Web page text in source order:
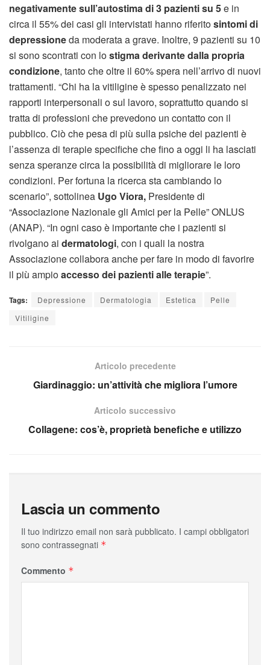
negativamente sull’autostima di 3 pazienti su 5e in
circa il 55% dei casi gli intervistati hanno riferitosintomi di
depressioneda moderata a grave. Inoltre, 9 pazienti su 10
si sono scontrati con lostigma derivante dalla propria
condizione, tanto che oltre il 60% spera nell’arrivo di nuovi
trattamenti. “Chi ha la vitiligine è spesso penalizzato nei
rapporti interpersonali o sul lavoro, soprattutto quando si
tratta di professioni che prevedono un contatto con il
pubblico. Ciò che pesa di più sulla psiche dei pazienti è
l’assenza di terapie specifiche che fino a oggi li ha lasciati
senza speranze circa la possibilità di migliorare le loro
condizioni. Per fortuna la ricerca sta cambiando lo
scenario”, sottolinea Ugo Viora, Presidente di
“Associazione Nazionale gli Amici per la Pelle” ONLUS
(ANAP). “In ogni caso è importante che i pazienti si
rivolgano ai dermatologi, con i quali la nostra
Associazione collabora anche per fare in modo di favorire
il più ampioaccesso dei pazienti alle terapie”.
Tags: Depressione Dermatologia Estetica
Pelle
Vitiligine
Articolo precedente
Giardinaggio: un’attività che migliora l’umore
Articolo successivo
Collagene: cos’è, proprietà benefiche e utilizzo
Lascia un commento
Il tuo indirizzo email non sarà pubblicato. I campi obbligatori
sono contrassegnati *
Commento *